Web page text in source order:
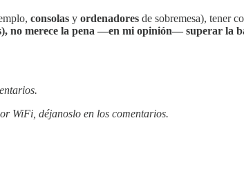
consolas y ordenadores de sobremesa), tener
no merece la pena —en mi opinión— superar la
WiFi, déjanoslo en los comentarios.